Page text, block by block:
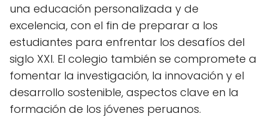
una educación personalizada y de
excelencia, con el fin de preparar a los
estudiantes para enfrentar los desafíos del
siglo XXI. El colegio también se compromete a
fomentar la investigación, la innovación y el
desarrollo sostenible, aspectos clave en la
formación de los jóvenes peruanos.